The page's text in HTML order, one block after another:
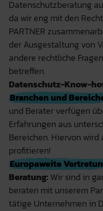
Datenschutzberatung
da wir eng mit den
PARTNER
der Ausgestaltung von
andere rechtliche
betreffen.
Datenschutz-Know-
Branchen und
und Berater verfügen
Erfahrungen aus
Bereichen. Hiervon
profitieren!
Europaweite
Beratung: Wir sind in
beraten mit unserem
tätige Unternehmen in